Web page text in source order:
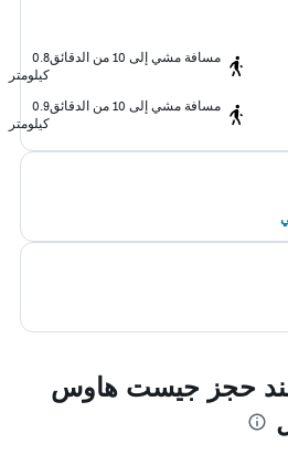
مسافة مشي إلى 10 من الدقائق
0.8
كيلومتر
مسافة مشي إلى 10 من الدقائق
0.9
كيلومتر
عند حجز جيست هاوس